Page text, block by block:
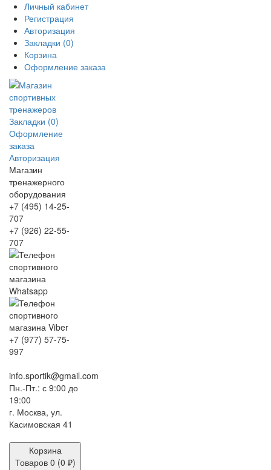
Личный кабинет
Регистрация
Авторизация
Закладки (0)
Корзина
Оформление заказа
Закладки (0)
Оформление
заказа
Авторизация
Магазин
тренажерного
оборудования
+7 (495) 14-25-
707
+7 (926) 22-55-
707
+7 (977) 57-75-
997
info.sportik@gmail.com
Пн.-Пт.: с 9:00 до
19:00
г. Москва, ул.
Касимовская 41
Корзина
Товаров 0 (0 ₽)